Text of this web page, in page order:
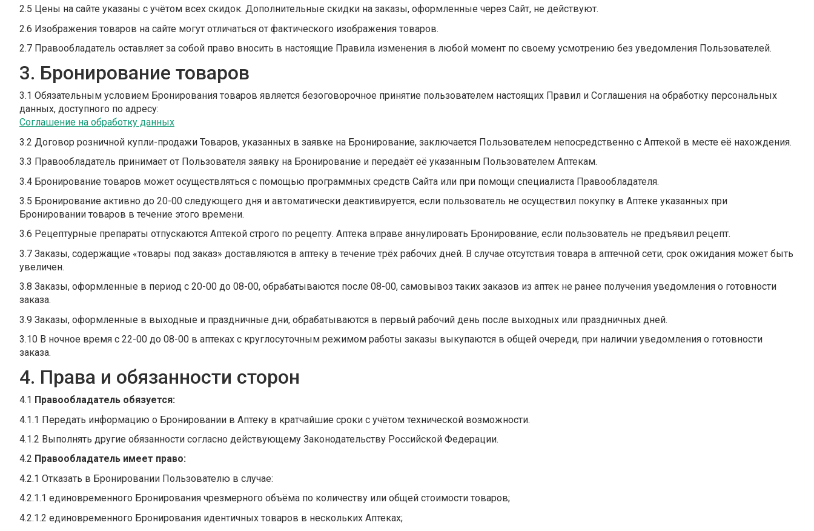
2.5 Цены на сайте указаны с учётом всех скидок. Дополнительные скидки на заказы, оформленные через Сайт, не действуют.
2.6 Изображения товаров на сайте могут отличаться от фактического изображения товаров.
2.7 Правообладатель оставляет за собой право вносить в настоящие Правила изменения в любой момент по своему усмотрению без уведомления Пользователей.
3. Бронирование товаров
3.1 Обязательным условием Бронирования товаров является безоговорочное принятие пользователем настоящих Правил и Соглашения на обработку персональных
данных, доступного по адресу:
Соглашение на обработку данных
3.2 Договор розничной купли-продажи Товаров, указанных в заявке на Бронирование, заключается Пользователем непосредственно с Аптекой в месте её нахождения.
3.3 Правообладатель принимает от Пользователя заявку на Бронирование и передаёт её указанным Пользователем Аптекам.
3.4 Бронирование товаров может осуществляться с помощью программных средств Сайта или при помощи специалиста Правообладателя.
3.5 Бронирование активно до 20-00 следующего дня и автоматически деактивируется, если пользователь не осуществил покупку в Аптеке указанных при
Бронировании товаров в течение этого времени.
3.6 Рецептурные препараты отпускаются Аптекой строго по рецепту. Аптека вправе аннулировать Бронирование, если пользователь не предъявил рецепт.
3.7 Заказы, содержащие «товары под заказ» доставляются в аптеку в течение трёх рабочих дней. В случае отсутствия товара в аптечной сети, срок ожидания может быть
увеличен.
3.8 Заказы, оформленные в период с 20-00 до 08-00, обрабатываются после 08-00, самовывоз таких заказов из аптек не ранее получения уведомления о готовности
заказа.
3.9 Заказы, оформленные в выходные и праздничные дни, обрабатываются в первый рабочий день после выходных или праздничных дней.
3.10 В ночное время с 22-00 до 08-00 в аптеках с круглосуточным режимом работы заказы выкупаются в общей очереди, при наличии уведомления о готовности
заказа.
4. Права и обязанности сторон
4.1 Правообладатель обязуется:
4.1.1 Передать информацию о Бронировании в Аптеку в кратчайшие сроки с учётом технической возможности.
4.1.2 Выполнять другие обязанности согласно действующему Законодательству Российской Федерации.
4.2 Правообладатель имеет право:
4.2.1 Отказать в Бронировании Пользователю в случае:
4.2.1.1 единовременного Бронирования чрезмерного объёма по количеству или общей стоимости товаров;
4.2.1.2 единовременного Бронирования идентичных товаров в нескольких Аптеках;